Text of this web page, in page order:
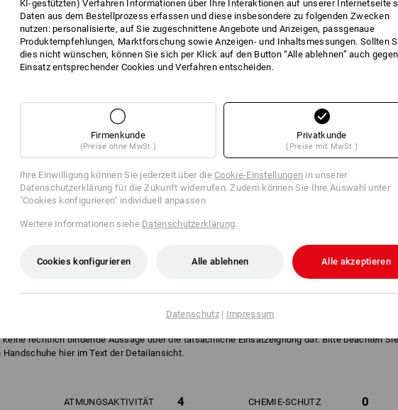
EMPFEHLUNG
Erfahrungen aus der Praxis. Die gültigen EN-Normen wurden dabei nicht berücksichtigt.
mit allen anderen Handschuhen der jeweiligen Materialgruppe. Je höher die
rechtlich bindende Aussage über die tatsächliche Einsatzeignung dar. Bitte beachten
Handschuhe hier im Text der Detailansicht.
ATMUNGSAKTIVITÄT 4 CHEMIE-SCHUTZ 0
KI-gestützten) Verfahren Informationen über Ihre Interaktionen auf unserer Internetseite
Daten aus dem Bestellprozess erfassen und diese insbesondere zu folgenden Zwecken
nutzen: personalisierte, auf Sie zugeschnittene Angebote und Anzeigen, passgenaue
Produktempfehlungen, Marktforschung sowie Anzeigen- und Inhaltsmessungen. Sollten
dies nicht wünschen, können Sie sich per Klick auf den Button “Alle ablehnen” auch
Einsatz entsprechender Cookies und Verfahren entscheiden.
Firmenkunde
(Preise ohne MwSt.)
Privatkunde
(Preise mit MwSt.)
Ihre Einwilligung können Sie jederzeit über dieCookie-Einstellungen in unserer
Datenschutzerklärung für die Zukunft widerrufen. Zudem können Sie Ihre Auswahl unter
"Cookies konfigurieren" individuell anpassen
Weitere Informationen siehe Datenschutzerklärung.
Cookies konfigurieren Alle ablehnen Alle akzeptieren
Datenschutz| Impressum